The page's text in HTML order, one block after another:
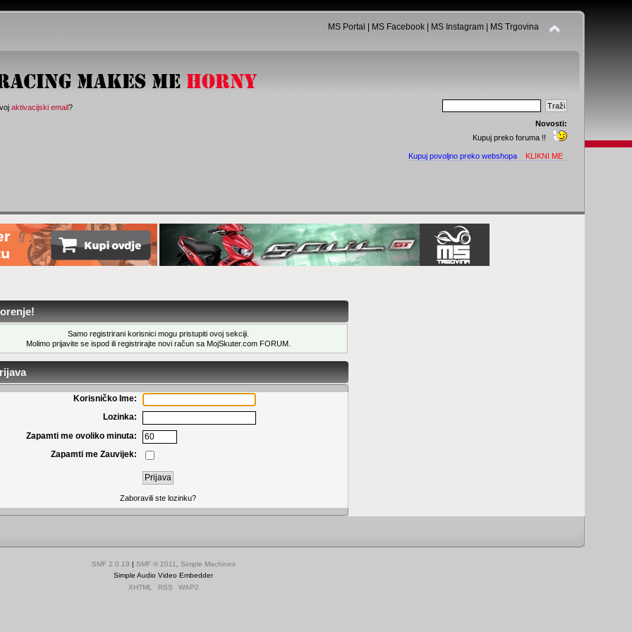
MS Portal MS Facebook| MS Instagram| MS Trgovina
aktivacijski email?
Novosti:
Kupuj preko foruma !!
Kupuj povoljno preko webshopa KLIKNI ME
Samo registrirani korisnici mogu pristupiti ovoj sekciji.
Molimo prijavite se ispod ili registrirajte novi računsa MojSkuter.com FORUM.
Korisničko Ime:
Lozinka:
Zapamti me ovoliko minuta:
Zapamti me Zauvijek:
Zaboravili ste lozinku?
SMF 2.0.19 | SMF © 2011
Simple Machines
Simple Audio Video Embedder
XHTML
RSS WAP2